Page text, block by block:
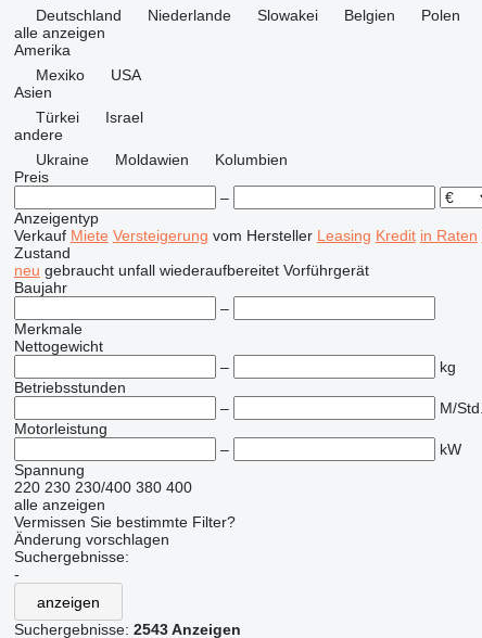
Deutschland
Niederlande Slowakei Belgien Polen
alle anzeigen
Amerika
Mexiko
USA
Asien
Türkei
Israel
andere
Ukraine
Moldawien
Kolumbien
Preis
–
Anzeigentyp
Verkauf Miete Versteigerung vom Hersteller Leasing Kredit in Raten
Zustand
neu gebraucht unfall wiederaufbereitet Vorführgerät
Baujahr
–
Merkmale
Nettogewicht
–
kg
Betriebsstunden
–
M/Std.
Motorleistung
–
kW
Spannung
220 230 230/400 380 400
alle anzeigen
Vermissen Sie bestimmte Filter?
Änderung vorschlagen
Suchergebnisse:
-
anzeigen
Suchergebnisse: 2543 Anzeigen